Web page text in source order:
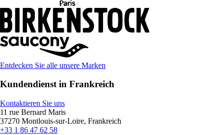
Entdecken Sie alle unsere Marken
Kundendienst in Frankreich
Kontaktieren Sie uns
11 rue Bernard Maris
37270 Montlouis-sur-Loire, Frankreich
+33 1 86 47 62 58